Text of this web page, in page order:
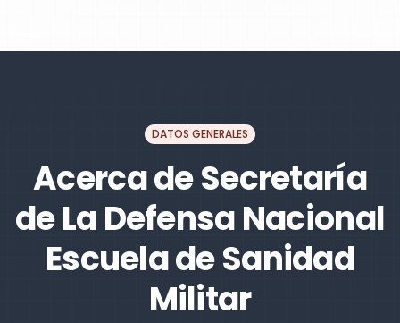
DATOS GENERALES
Acerca de Secretaría
de La Defensa Nacional
Escuela de Sanidad
Militar